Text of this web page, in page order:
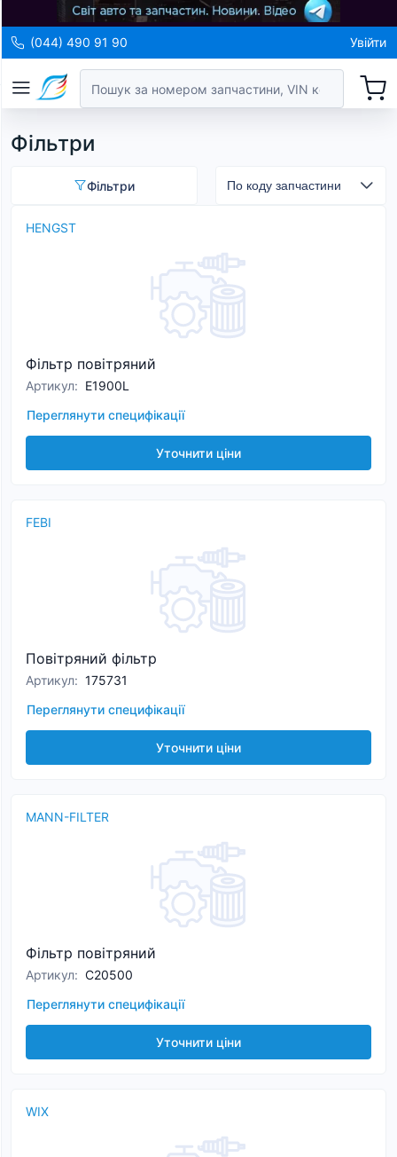
(044) 490 91 90 Увійти
Фільтри
Фільтри
HENGST
Фільтр повітряний
Артикул: E1900L
Переглянути специфікації
Уточнити ціни
FEBI
Повітряний фільтр
Артикул: 175731
Переглянути специфікації
Уточнити ціни
MANN-FILTER
Фільтр повітряний
Артикул: C20500
Переглянути специфікації
Уточнити ціни
WIX